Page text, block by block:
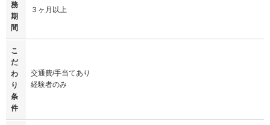
務
期
間
３ヶ月以上
こ
だ
わ
り
条
件
交通費/手当てあり
経験者のみ